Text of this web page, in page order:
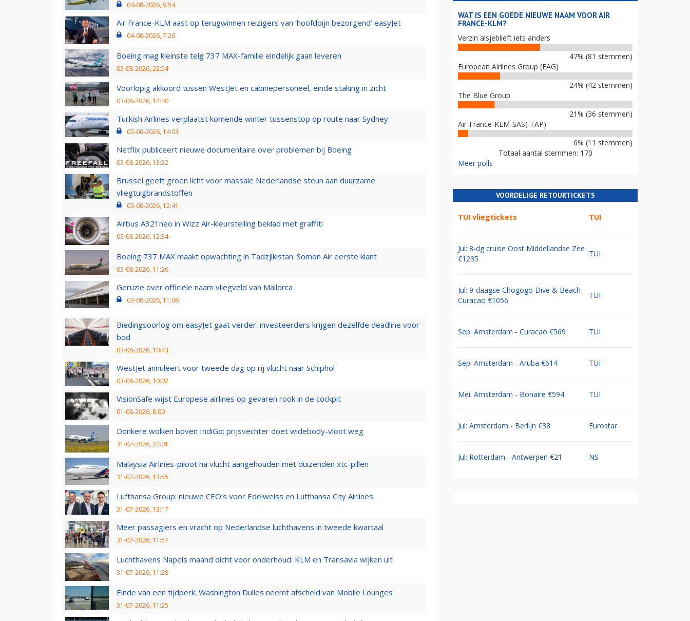
04-08-2026, 9:54
Air France-KLM aast op terugwinnen reizigers van ‘hoofdpijn bezorgend’ easyJet
04-08-2026, 7:26
Boeing mag kleinste telg 737 MAX-familie eindelijk gaan leveren
03-08-2026, 22:54
Voorlopig akkoord tussen WestJet en cabinepersoneel, einde staking in zicht
03-08-2026, 14:40
Turkish Airlines verplaatst komende winter tussenstop op route naar Sydney
03-08-2026, 14:03
Netflix publiceert nieuwe documentaire over problemen bij Boeing
03-08-2026, 13:22
Brussel geeft groen licht voor massale Nederlandse steun aan duurzame
vliegtuigbrandstoffen
03-08-2026, 12:41
Airbus A321neo in Wizz Air-kleurstelling beklad met graffiti
03-08-2026, 12:34
Boeing 737 MAX maakt opwachting in Tadzjikistan: Somon Air eerste klant
03-08-2026, 11:26
Geruzie over officiële naam vliegveld van Mallorca
03-08-2026, 11:06
Biedingsoorlog om easyJet gaat verder: investeerders krijgen dezelfde deadline voor
bod
03-08-2026, 10:43
WestJet annuleert voor tweede dag op rij vlucht naar Schiphol
03-08-2026, 10:02
VisionSafe wijst Europese airlines op gevaren rook in de cockpit
01-08-2026, 8:00
Donkere wolken boven IndiGo: prijsvechter doet widebody-vloot weg
31-07-2026, 22:01
Malaysia Airlines-piloot na vlucht aangehouden met duizenden xtc-pillen
31-07-2026, 13:55
Lufthansa Group: nieuwe CEO’s voor Edelweiss en Lufthansa City Airlines
31-07-2026, 13:17
Meer passagiers en vracht op Nederlandse luchthavens in tweede kwartaal
31-07-2026, 11:57
Luchthavens Napels maand dicht voor onderhoud: KLM en Transavia wijken uit
31-07-2026, 11:28
Einde van een tijdperk: Washington Dulles neemt afscheid van Mobile Lounges
31-07-2026, 11:25
WAT IS EEN GOEDE NIEUWE NAAM VOOR AIR
FRANCE-KLM?
Verzin alsjeblieft iets anders
47% (81 stemmen)
European Airlines Group (EAG)
24% (42 stemmen)
The Blue Group
21% (36 stemmen)
Air-France-KLM-SAS(-TAP)
6% (11 stemmen)
Totaal aantal stemmen: 170
Meer polls
VOORDELIGE RETOURTICKETS
TUI vliegtickets TUI
Jul: 8-dg cruise Oost Middellandse Zee
€1235
TUI
Jul: 9-daagse Chogogo Dive & Beach
Curacao €1056
TUI
Sep: Amsterdam - Curacao €569 TUI
Sep: Amsterdam - Aruba €614 TUI
Mei: Amsterdam - Bonaire €594 TUI
Jul: Amsterdam - Berlijn €38 Eurostar
Jul: Rotterdam - Antwerpen €21 NS